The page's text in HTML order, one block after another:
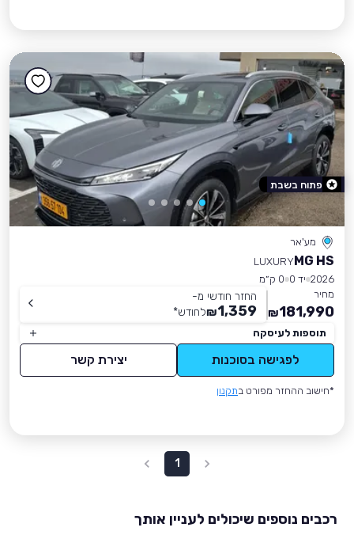
מע'אר
MG HS
LUXURY
2026 יד 0
0 ק״מ
מחיר
181,990
₪
החזר חודשי מ-
1,359
₪לחודש*
תוספות לעיסקה
לפגישה בסוכנות יצירת קשר
*חישוב ההחזר מפורט בתקנון
פתוח בשבת
1
רכבים נוספים שיכולים לעניין אותך